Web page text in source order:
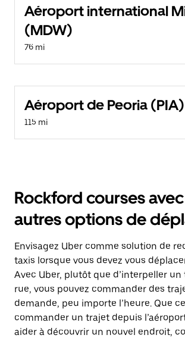
Aéroport international
(MDW)
76 mi
Aéroport de Peoria (PIA)
115 mi
Rockford courses
autres options de
Envisagez Uber comme solution de
taxis lorsque vous devez vous
Avec Uber, plutôt que d’interpeller un
rue, vous pouvez commander des
demande, peu importe l’heure. Que
commander un trajet depuis
aider à découvrir un nouvel endroit,